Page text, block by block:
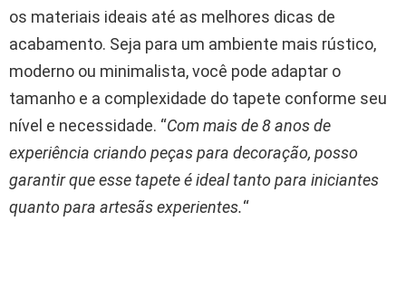
os materiais ideais até as melhores dicas de
acabamento. Seja para um ambiente mais rústico,
moderno ou minimalista, você pode adaptar o
tamanho e a complexidade do tapete conforme seu
nível e necessidade. “Com mais de 8 anos de
experiência criando peças para decoração, posso
garantir que esse tapete é ideal tanto para iniciantes
quanto para artesãs experientes.“